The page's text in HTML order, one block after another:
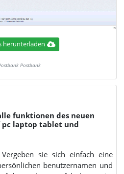
herunterladen
Postbank
funktionen des neuen
pc laptop tablet und
sie sich einfach eine
benutzernamen und